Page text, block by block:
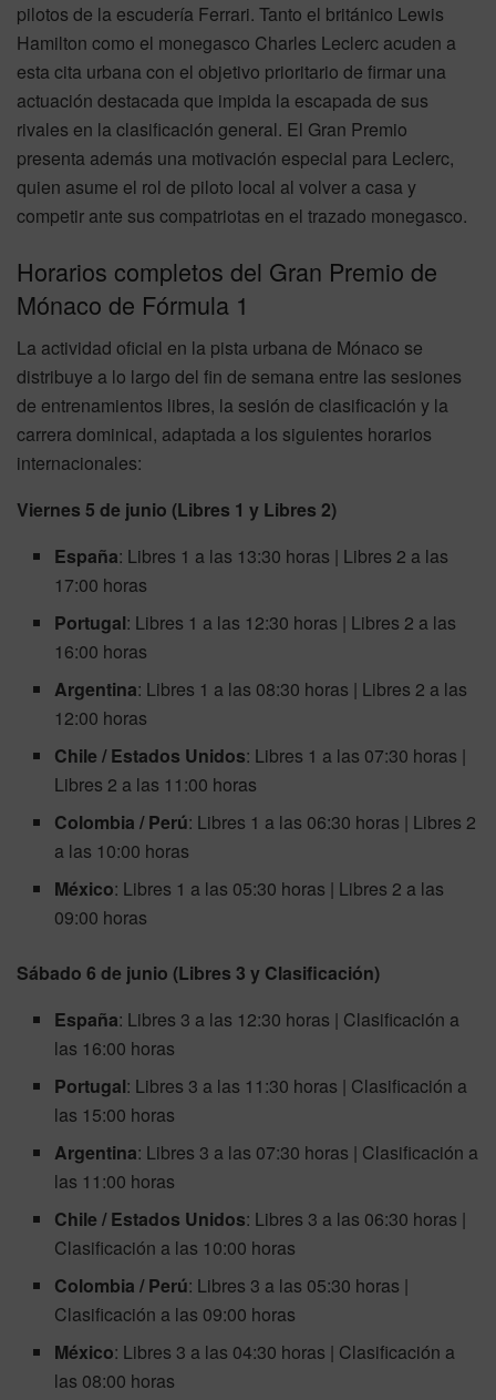
pilotos de la escudería Ferrari. Tanto el británico Lewis
Hamilton como el monegasco Charles Leclerc acuden a
esta cita urbana con el objetivo prioritario de firmar una
actuación destacada que impida la escapada de sus
rivales en la clasificación general. El Gran Premio
presenta además una motivación especial para Leclerc,
quien asume el rol de piloto local al volver a casa y
competir ante sus compatriotas en el trazado monegasco.
Horarios completos del Gran Premio de
Mónaco de Fórmula 1
La actividad oficial en la pista urbana de Mónaco se
distribuye a lo largo del fin de semana entre las sesiones
de entrenamientos libres, la sesión de clasificación y la
carrera dominical, adaptada a los siguientes horarios
internacionales:
Viernes 5 de junio (Libres 1 y Libres 2)
España: Libres 1 a las 13:30 horas | Libres 2 a las
17:00 horas
Portugal: Libres 1 a las 12:30 horas | Libres 2 a las
16:00 horas
Argentina: Libres 1 a las 08:30 horas | Libres 2 a las
12:00 horas
Chile / Estados Unidos: Libres 1 a las 07:30 horas |
Libres 2 a las 11:00 horas
Colombia / Perú: Libres 1 a las 06:30 horas | Libres 2
a las 10:00 horas
México: Libres 1 a las 05:30 horas | Libres 2 a las
09:00 horas
Sábado 6 de junio (Libres 3 y Clasificación)
España: Libres 3 a las 12:30 horas | Clasificación a
las 16:00 horas
Portugal: Libres 3 a las 11:30 horas | Clasificación a
las 15:00 horas
Argentina: Libres 3 a las 07:30 horas | Clasificación a
las 11:00 horas
Chile / Estados Unidos: Libres 3 a las 06:30 horas |
Clasificación a las 10:00 horas
Colombia / Perú: Libres 3 a las 05:30 horas |
Clasificación a las 09:00 horas
México: Libres 3 a las 04:30 horas | Clasificación a
las 08:00 horas